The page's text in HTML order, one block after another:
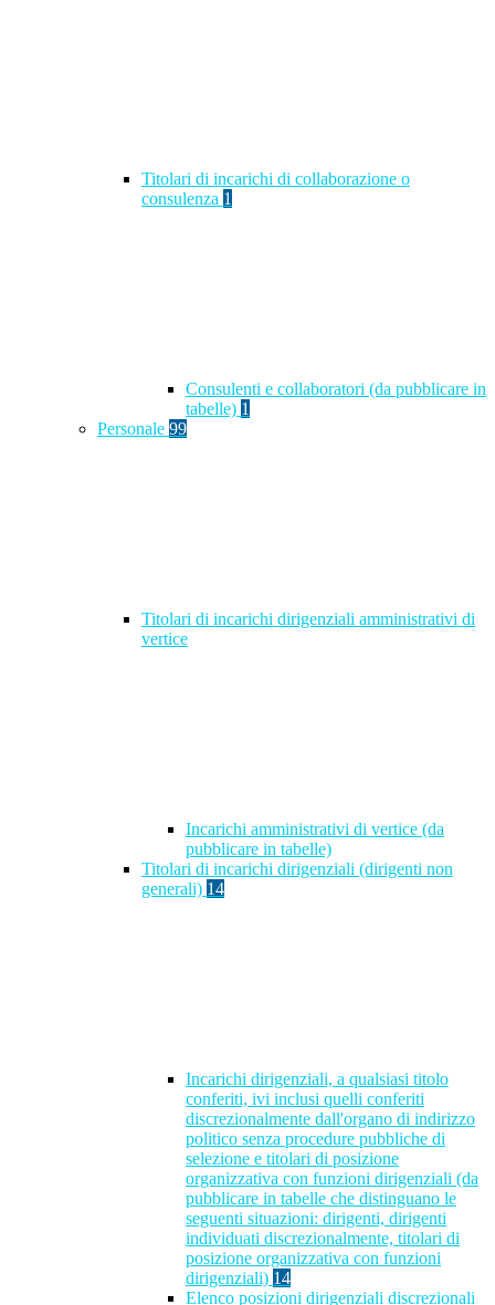
Titolari di incarichi di collaborazione o
consulenza 1
Consulenti e collaboratori (da pubblicare in
tabelle) 1
Personale 99
Titolari di incarichi dirigenziali amministrativi di
vertice
Incarichi amministrativi di vertice (da
pubblicare in tabelle)
Titolari di incarichi dirigenziali (dirigenti non
generali) 14
Incarichi dirigenziali, a qualsiasi titolo
conferiti, ivi inclusi quelli conferiti
discrezionalmente dall'organo di indirizzo
politico senza procedure pubbliche di
selezione e titolari di posizione
organizzativa con funzioni dirigenziali (da
pubblicare in tabelle che distinguano le
seguenti situazioni: dirigenti, dirigenti
individuati discrezionalmente, titolari di
posizione organizzativa con funzioni
dirigenziali) 14
Elenco posizioni dirigenziali discrezionali